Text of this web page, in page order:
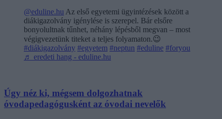
@eduline.hu Az első egyetemi ügyintézések között a
diákigazolvány igénylése is szerepel. Bár elsőre
bonyolultnak tűnhet, néhány lépésből megvan – most
végigvezetünk titeket a teljes folyamaton.😉
#diákigazolvány #egyetem #neptun #eduline #foryou
♬ eredeti hang - eduline.hu
Úgy néz ki, mégsem dolgozhatnak
óvodapedagógusként az óvodai nevelők